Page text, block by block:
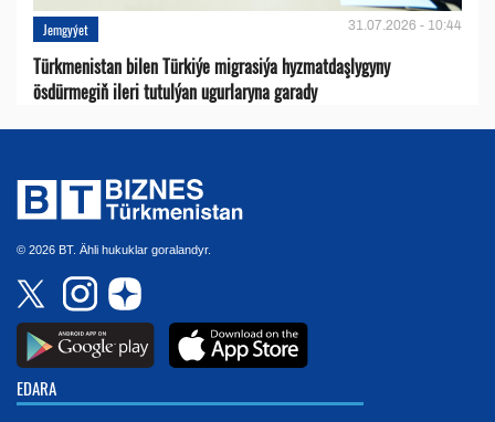
Jemgyýet 31.07.2026 - 10:44
Türkmenistan bilen Türkiýe migrasiýa hyzmatdaşlygyny
ösdürmegiň ileri tutulýan ugurlaryna garady
© 2026 BT. Ähli hukuklar goralandyr.
EDARA